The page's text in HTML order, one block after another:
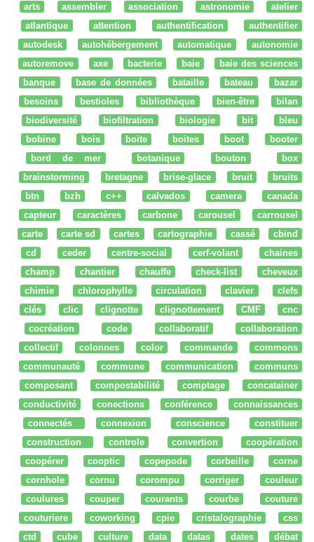
arts
assembler association astronomie
atelier
atlantique
attention authentification
authentifier
autodesk
autohébergement automatique
autonomie
autoremove
axe bacterie baie
baie des sciences
banque
base de données bataille bateau
bazar
besoins
bestioles bibliothèque bien-être
bilan
biodiversité
biofiltration biologie bit
bleu
bobine
bois boite boites boot
booter
bord de mer
botanique bouton
box
brainstorming
bretagne brise-glace bruit
bruits
btn
bzh c++ calvados camera
canada
capteur
caractères carbone carousel
carrousel
carte
carte sd cartes cartographie cassé
cbind
cd
ceder centre-social cerf-volant
chaines
champ
chantier chauffe check-list
cheveux
chimie
chlorophylle circulation clavier
clefs
clés
clic clignotte clignottement CMF
cnc
cocréation
code collaboratif
collaboration
collectif
colonnes color commande
commons
communauté
commune communication
communs
composant
compostabilité comptage
concatainer
conductivité
conections conférence
connaissances
connectés
connexion conscience
constituer
construction
controle convertion
coopération
coopérer
cooptic copepode corbeille
corne
cornhole
cornu corompu corriger
couleur
coulures
couper courants courbe
couture
couturiere
coworking cpie cristalographie
css
ctd
cube culture data datas dates
débat